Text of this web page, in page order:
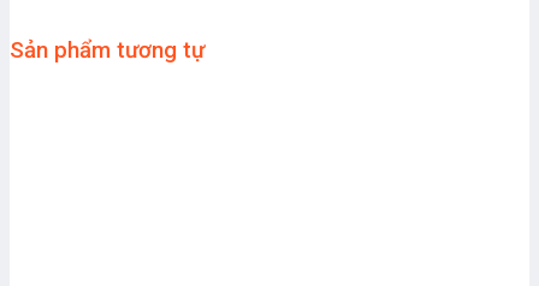
Sản phẩm tương tự